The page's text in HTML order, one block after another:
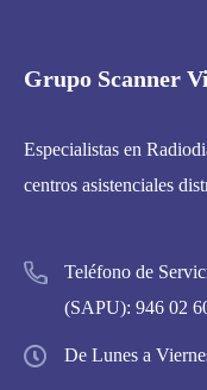
Grupo Scanner
Especialistas en
centros asistenciales
Teléfono de
(SAPU): 946 02
De Lunes a